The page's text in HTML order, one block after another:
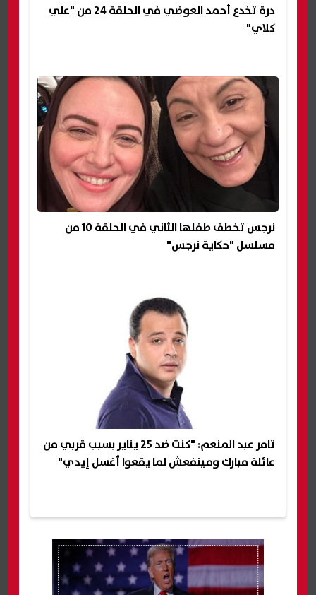
درة تخدع أحمد العوضي في الحلقة 24 من "علي
كلاي"
نرجس تخطف طفلها الثاني في الحلقة 10 من
مسلسل "حكاية نرجس"
تامر عبد المنعم: "كنت ضد 25 يناير بسبب قربي من
عائلة مبارك ومينفعش لما يقعوا أغسل إيدي"